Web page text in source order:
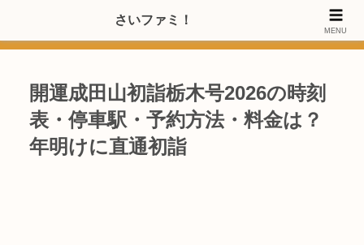
>>【PRのご協力内容更新しました】さいたま市のファミリー世代・20～
開運成田山初詣栃木号2026の時刻
表・停車駅・予約方法・料金は？
年明けに直通初詣
さいファミ！
MENU